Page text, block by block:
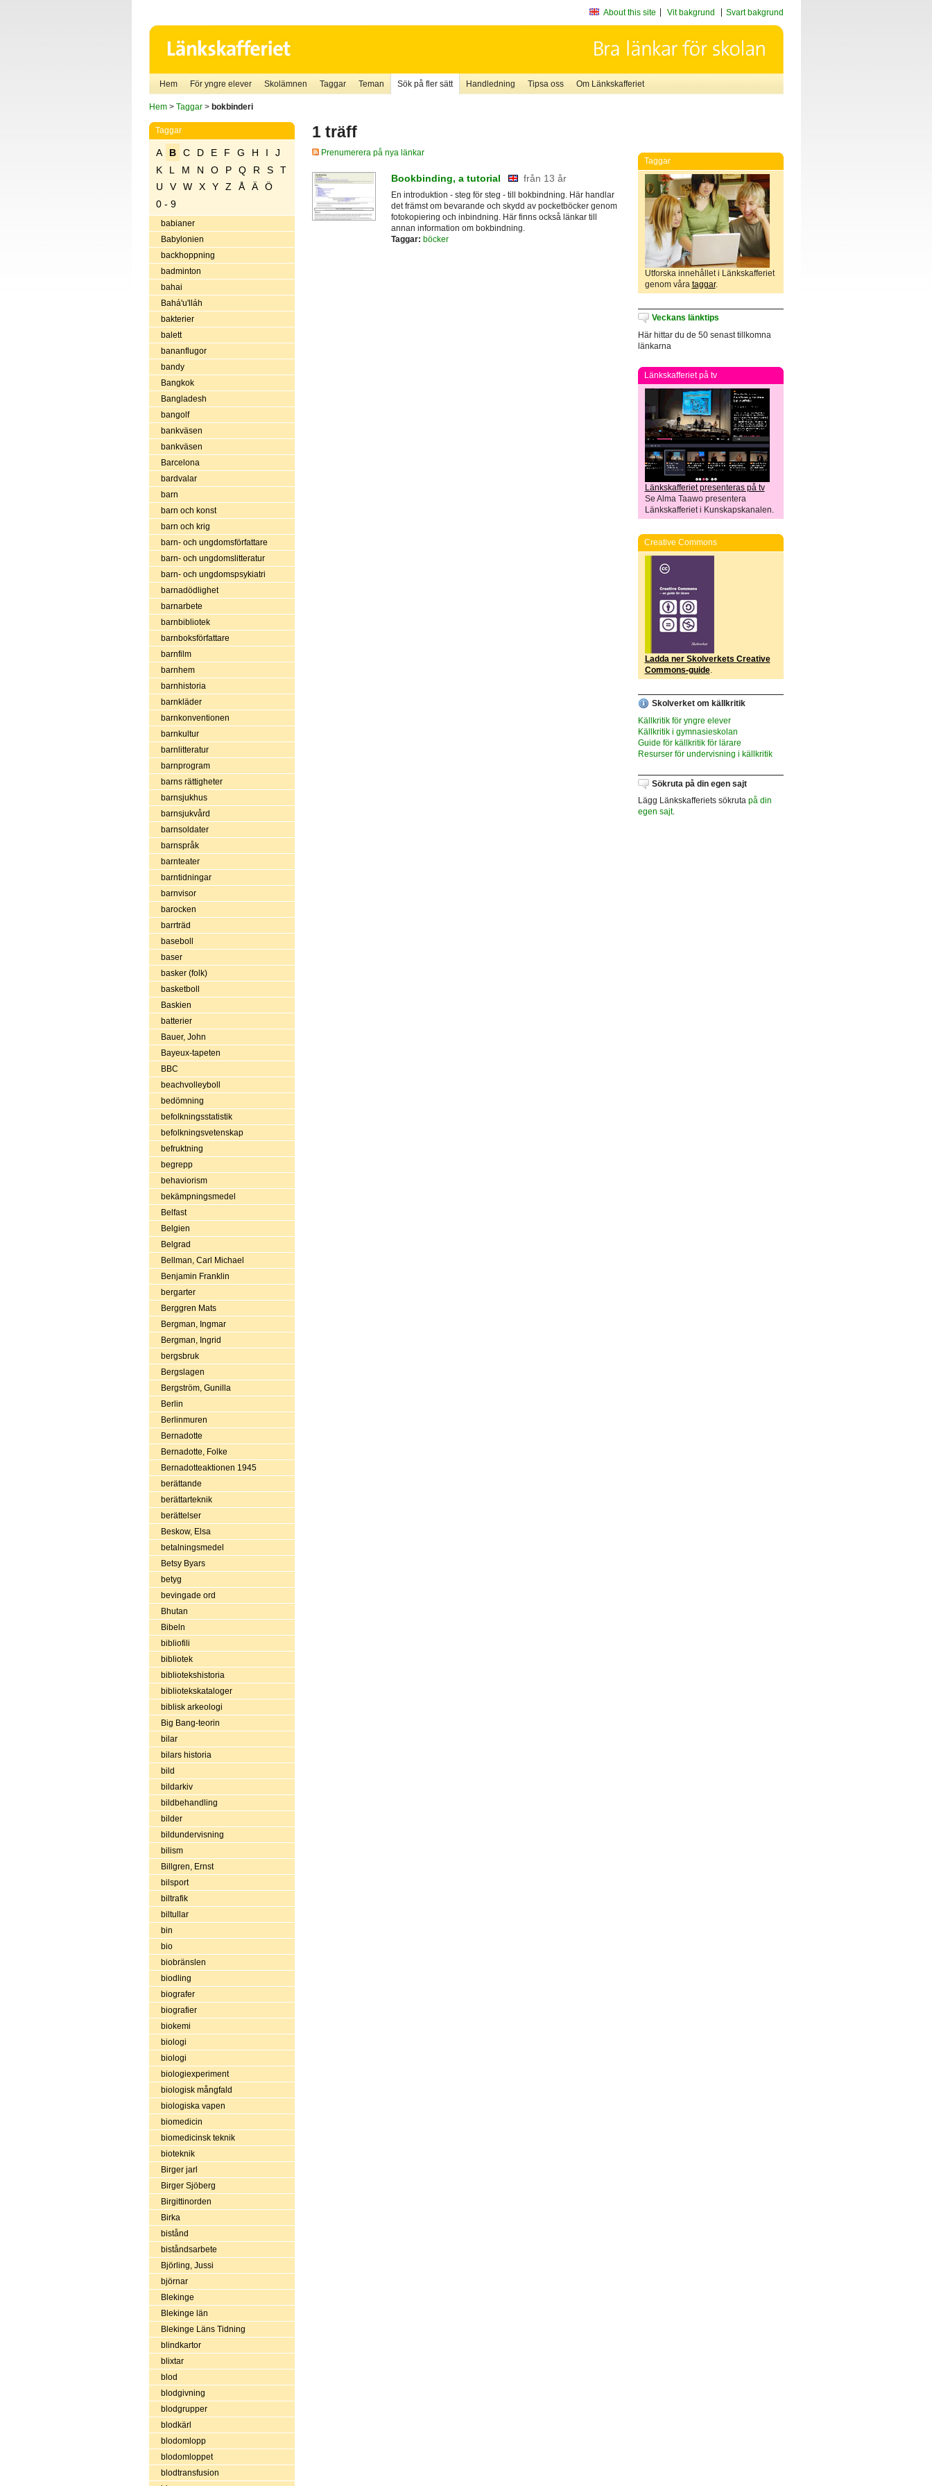
About this site Vit bakgrund Svart bakgrund
Hem För yngre elever Skolämnen Taggar Teman Sök på fler sätt Handledning Tipsa oss Om Länkskafferiet
Hem> Taggar> bokbinderi
Taggar
A B C D E F G H I
J
K
L M N O P Q R S
T
U
V W X Y Z Å Ä
Ö
0 - 9
babianer
Babylonien
backhoppning
badminton
bahai
Bahá'u'lláh
bakterier
balett
bananflugor
bandy
Bangkok
Bangladesh
bangolf
bankväsen
bankväsen
Barcelona
bardvalar
barn
barn och konst
barn och krig
barn- och ungdomsförfattare
barn- och ungdomslitteratur
barn- och ungdomspsykiatri
barnadödlighet
barnarbete
barnbibliotek
barnboksförfattare
barnfilm
barnhem
barnhistoria
barnkläder
barnkonventionen
barnkultur
barnlitteratur
barnprogram
barns rättigheter
barnsjukhus
barnsjukvård
barnsoldater
barnspråk
barnteater
barntidningar
barnvisor
barocken
barrträd
baseboll
baser
basker (folk)
basketboll
Baskien
batterier
Bauer, John
Bayeux-tapeten
BBC
beachvolleyboll
bedömning
befolkningsstatistik
befolkningsvetenskap
befruktning
begrepp
behaviorism
bekämpningsmedel
Belfast
Belgien
Belgrad
Bellman, Carl Michael
Benjamin Franklin
bergarter
Berggren Mats
Bergman, Ingmar
Bergman, Ingrid
bergsbruk
Bergslagen
Bergström, Gunilla
Berlin
Berlinmuren
Bernadotte
Bernadotte, Folke
Bernadotteaktionen 1945
berättande
berättarteknik
berättelser
Beskow, Elsa
betalningsmedel
Betsy Byars
betyg
bevingade ord
Bhutan
Bibeln
bibliofili
bibliotek
bibliotekshistoria
bibliotekskataloger
biblisk arkeologi
Big Bang-teorin
bilar
bilars historia
bild
bildarkiv
bildbehandling
bilder
bildundervisning
bilism
Billgren, Ernst
bilsport
biltrafik
biltullar
bin
bio
biobränslen
biodling
biografer
biografier
biokemi
biologi
biologi
biologiexperiment
biologisk mångfald
biologiska vapen
biomedicin
biomedicinsk teknik
bioteknik
Birger jarl
Birger Sjöberg
Birgittinorden
Birka
bistånd
biståndsarbete
Björling, Jussi
björnar
Blekinge
Blekinge län
Blekinge Läns Tidning
blindkartor
blixtar
blod
blodgivning
blodgrupper
blodkärl
blodomlopp
blodomloppet
blodtransfusion
1 träff
Prenumerera på nya länkar
Bookbinding, a tutorial från 13 år
En introduktion - steg för steg - till bokbindning. Här handlar
det främst om bevarande och skydd av pocketböcker genom
fotokopiering och inbindning. Här finns också länkar till
annan information om bokbindning.
Taggar: böcker
Taggar
Utforska innehållet i Länkskafferiet
genom våra taggar.
Veckans länktips
Här hittar du de 50 senast tillkomna
länkarna
Länkskafferiet på tv
Länkskafferiet presenteras på tv
Se Alma Taawo presentera
Länkskafferiet i Kunskapskanalen.
Creative Commons
Ladda ner Skolverkets Creative
Commons-guide.
Skolverket om källkritik
Källkritik för yngre elever
Källkritik i gymnasieskolan
Guide för källkritik för lärare
Resurser för undervisning i källkritik
Sökruta på din egen sajt
Lägg Länkskafferiets sökruta på din
egen sajt.